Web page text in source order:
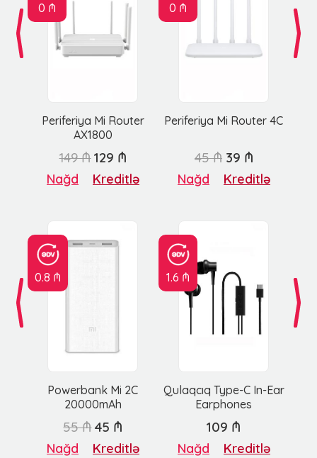
0 ₼
Periferiya Mi Router
AX1800
0 ₼
Periferiya Mi Router 4C
149 ₼ 129 ₼
Nağd Kreditlə
45 ₼ 39 ₼
Nağd Kreditlə
0.8 ₼
Powerbank Mi 2C
20000mAh
1.6 ₼
Qulaqcıq Type-C In-Ear
Earphones
55 ₼ 45 ₼
Nağd Kreditlə
109 ₼
Nağd Kreditlə